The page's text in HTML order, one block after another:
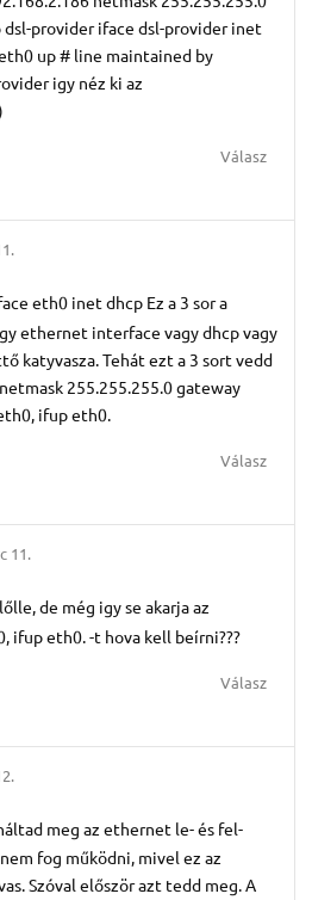
provider iface dsl-provider inet
up # line maintained by
igy néz ki az
Válasz
eth0 inet dhcp Ez a 3 sor a
ethernet interface vagy dhcp vagy
katyvasza. Tehát ezt a 3 sort vedd
255.255.255.0 gateway
ifup eth0.
Válasz
11.
de még igy se akarja az
ifup eth0. -t hova kell beírni???
Válasz
meg az ethernet le- és fel-
fog működni, mivel ez az
Szóval először azt tedd meg. A